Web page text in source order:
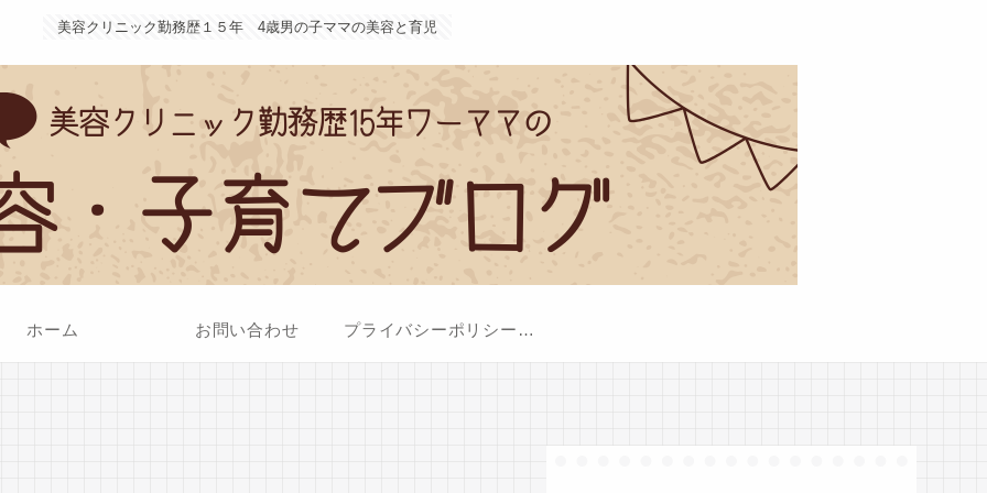
美容クリニック勤務歴１５年 4歳男の子ママの美容と育児
ホーム お問い合わせ プライバシーポリシー・免責事項